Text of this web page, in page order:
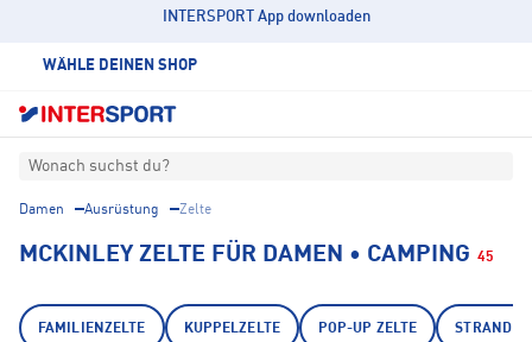
INTERSPORT App downloaden
WÄHLE DEINEN SHOP
Wonach suchst du?
Damen Ausrüstung Zelte
MCKINLEY ZELTE FÜR DAMEN • CAMPING 45
FAMILIENZELTE KUPPELZELTE POP-UP ZELTE